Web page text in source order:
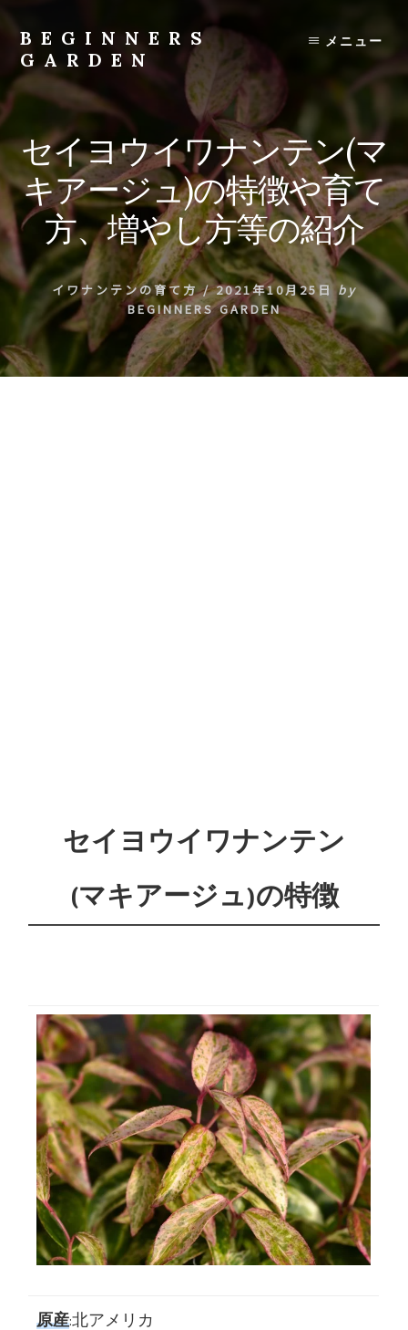
content
BEGINNERS
GARDEN
植
種
類
や
育
て
方
の
紹
を
行
メニュー
セイヨウイワナンテン(マ
キアージュ)の特徴や育て
方、増やし方等の紹介
イワナンテンの育て方/ 2021年10月25日 by
BEGINNERS GARDEN
セイヨウイワナンテン
(マキアージュ)の特徴
原産:北アメリカ